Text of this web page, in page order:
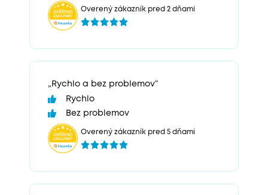
Overený zákazník pred 2 dňami
„Rychlo a bez problemov“
Rychlo
Bez problemov
Overený zákazník pred 5 dňami